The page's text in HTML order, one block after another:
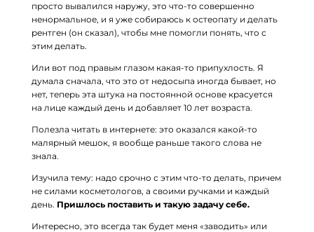
просто вывалился наружу, это что-то совершенно
ненормальное, и я уже собираюсь к остеопату и делать
рентген (он сказал), чтобы мне помогли понять, что с
этим делать.
Или вот под правым глазом какая-то припухлость. Я
думала сначала, что это от недосыпа иногда бывает, но
нет, теперь эта штука на постоянной основе красуется
на лице каждый день и добавляет 10 лет возраста.
Полезла читать в интернете: это оказался какой-то
малярный мешок, я вообще раньше такого слова не
знала.
Изучила тему: надо срочно с этим что-то делать, причем
не силами косметологов, а своими ручками и каждый
день. Пришлось поставить и такую задачу себе.
Интересно, это всегда так будет меня «заводить» или